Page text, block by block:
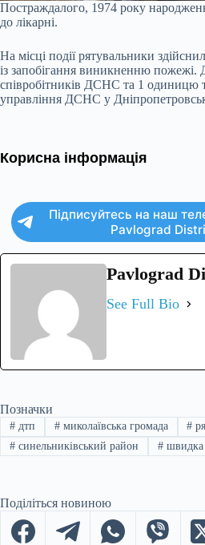
Постраждалого, 1974 року
до лікарні.
На місці події рятувальники
із запобігання виникненню пожежі.
співробітників ДСНС та 1 одиницю
управління ДСНС у
Корисна інформація
Підписуйтесь на наш
Pavlograd
Pavlograd
See Full Bio
Позначки
#дтп #миколаївська громада #
#синельниківський район #швидка
Поділіться новиною